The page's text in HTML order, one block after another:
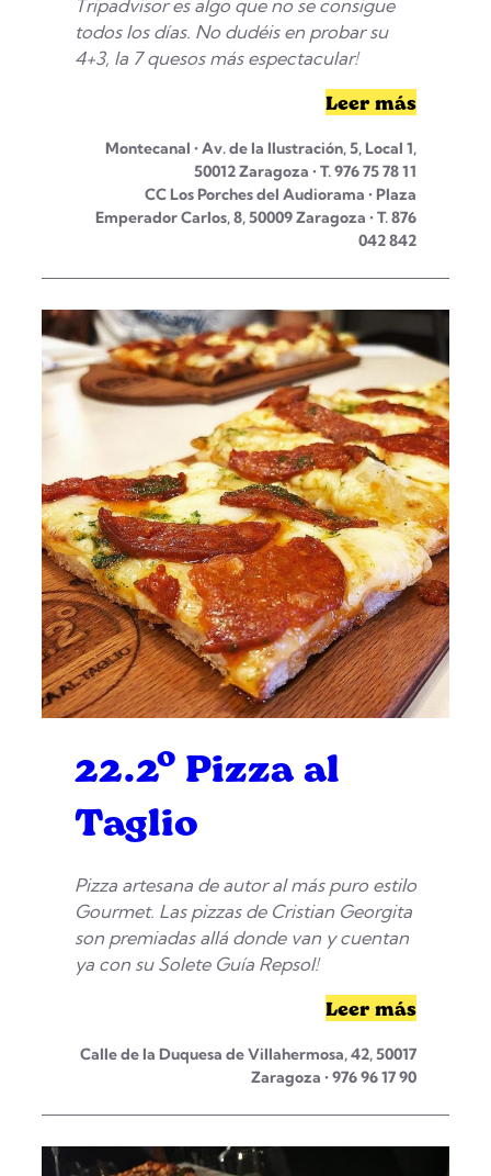
Tripadvisor es algo que no se consigue
todos los días. No dudéis en probar su
4+3, la 7 quesos más espectacular!
Leer más
Montecanal • Av. de la Ilustración, 5, Local 1,
50012 Zaragoza • T. 976 75 78 11
CC Los Porches del Audiorama • Plaza
Emperador Carlos, 8, 50009 Zaragoza • T. 876
042 842
22.2º Pizza al
Taglio
Pizza artesana de autor al más puro estilo
Gourmet. Las pizzas de Cristian Georgita
son premiadas allá donde van y cuentan
ya con su Solete Guía Repsol!
Leer más
Calle de la Duquesa de Villahermosa, 42, 50017
Zaragoza • 976 96 17 90